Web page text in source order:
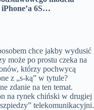
iPhone’a 6S…
chce jakby wydusić
może po prostu czeka na
którzy pochwycą
z „s-ką” w tytule?
zdanie na ten temat.
na rynek chiński w drugiej
telekomunikacyjni.